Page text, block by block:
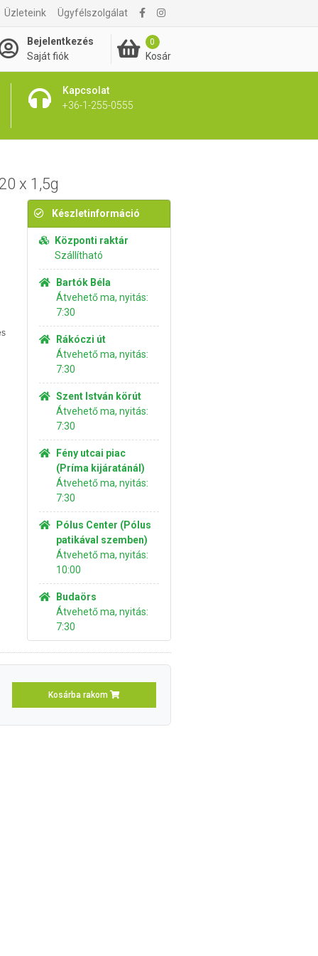
Üzleteink Ügyfélszolgálat
Bejelentkezés
Saját fiók
0
Kosár
Kapcsolat
+36-1-255-0555
1 395 Ft Kosárba rakom
x 1,5g
Készletinformáció
Központi raktár
Szállítható
Bartók Béla
Átvehető ma, nyitás:
7:30
Rákóczi út
Átvehető ma, nyitás:
7:30
Szent István körút
Átvehető ma, nyitás:
7:30
Fény utcai piac
(Príma kijáratánál)
Átvehető ma, nyitás:
7:30
Pólus Center (Pólus
patikával szemben)
Átvehető ma, nyitás:
10:00
Budaörs
Átvehető ma, nyitás:
7:30
Kosárba rakom